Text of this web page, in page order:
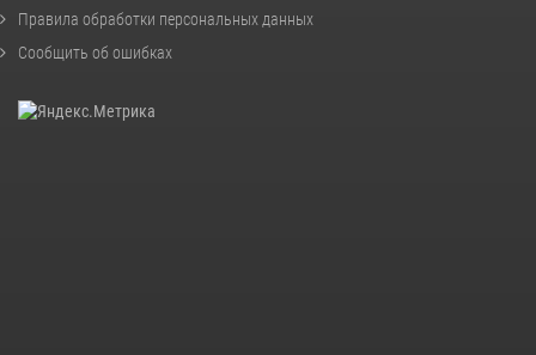
Правила обработки персональных данных
Сообщить об ошибках